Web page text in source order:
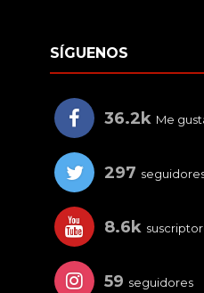
SÍGUENOS
36.2k Me
297
8.6k
59 seguidores